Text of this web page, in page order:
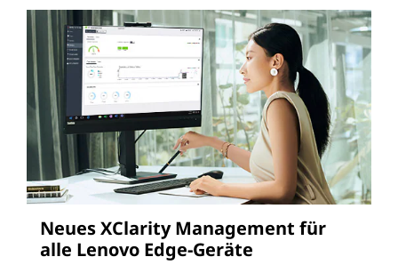
Neues XClarity Management für
alle Lenovo Edge-Geräte